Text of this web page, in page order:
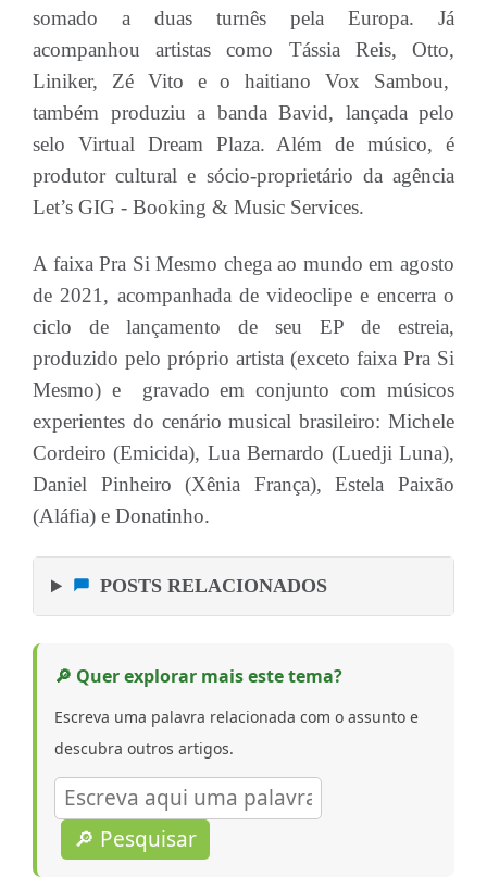
somado a duas turnês pela Europa. Já
acompanhou artistas como Tássia Reis, Otto,
Liniker, Zé Vito e o haitiano Vox Sambou,
também produziu a banda Bavid, lançada pelo
selo Virtual Dream Plaza. Além de músico, é
produtor cultural e sócio-proprietário da agência
Let’s GIG - Booking & Music Services.
A faixa Pra Si Mesmo chega ao mundo em agosto
de 2021, acompanhada de videoclipe e encerra o
ciclo de lançamento de seu EP de estreia,
produzido pelo próprio artista (exceto faixa Pra Si
Mesmo) e gravado em conjunto com músicos
experientes do cenário musical brasileiro: Michele
Cordeiro (Emicida), Lua Bernardo (Luedji Luna),
Daniel Pinheiro (Xênia França), Estela Paixão
(Aláfia) e Donatinho.
POSTS RELACIONADOS
🔎 Quer explorar mais este tema?
Escreva uma palavra relacionada com o assunto e
descubra outros artigos.
🔎 Pesquisar